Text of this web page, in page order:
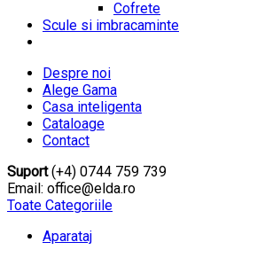
Cofrete
Scule si imbracaminte
Despre noi
Alege Gama
Casa inteligenta
Cataloage
Contact
Suport(+4) 0744 759 739
Email: office@elda.ro
Toate Categoriile
Aparataj